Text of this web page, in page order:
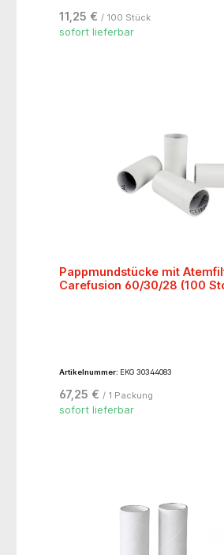
11,25 € / 100 Stück
sofort lieferbar
Pappmundstücke mit
Carefusion 60/30/28 (100
Artikelnummer: EKG 30344083
67,25 € / 1 Packung
sofort lieferbar